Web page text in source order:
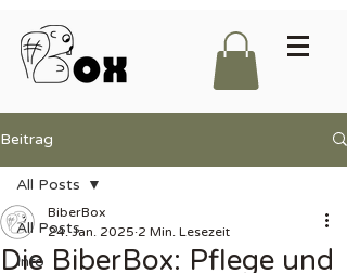
Beitrag
All Posts
Info
All Posts
Die BiberBox: Pflege und
BiberBox
24. Jan. 2025 2 Min. Lesezeit